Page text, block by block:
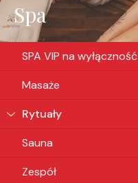
Spa
SPA VIP na wyłączność
Masaże
Rytuały
Sauna
Zespół